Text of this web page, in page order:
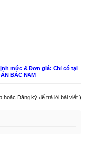
mức & Đơn giá: Chỉ có tại
BẮC NAM
hoặc Đăng ký để trả lời bài viết.)